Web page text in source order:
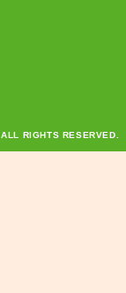
RIGHTS RESERVED.